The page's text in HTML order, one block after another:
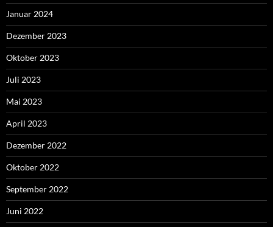
Januar 2024
Dezember 2023
Oktober 2023
Juli 2023
Mai 2023
April 2023
Dezember 2022
Oktober 2022
September 2022
Juni 2022